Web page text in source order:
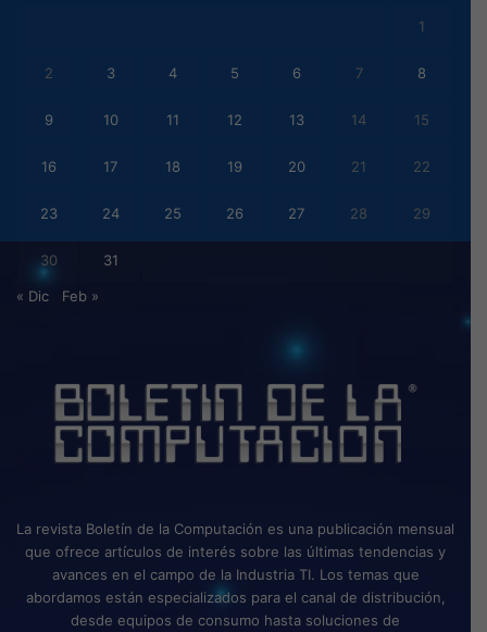
1
2 3 4 5 6 7 8
9 10 11 12 13 14 15
16 17 18 19 20 21 22
23 24 25 26 27 28 29
30 31
« Dic Feb »
La revista Boletín de la Computación es una publicación mensual
que ofrece artículos de interés sobre las últimas tendencias y
avances en el campo de la Industria TI. Los temas que
abordamos están especializados para el canal de distribución,
desde equipos de consumo hasta soluciones de